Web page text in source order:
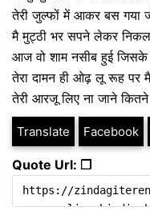
तेरी जुल्फों में आकर बस गया
मै मुट्ठी भर सपने लेकर
आज वो शाम नसीब हुई
तेरा दामन ही ओढ़ लू रूह पर
तेरी आरजू लिए ना जाने
Translate Facebook
Quote Url: ❐